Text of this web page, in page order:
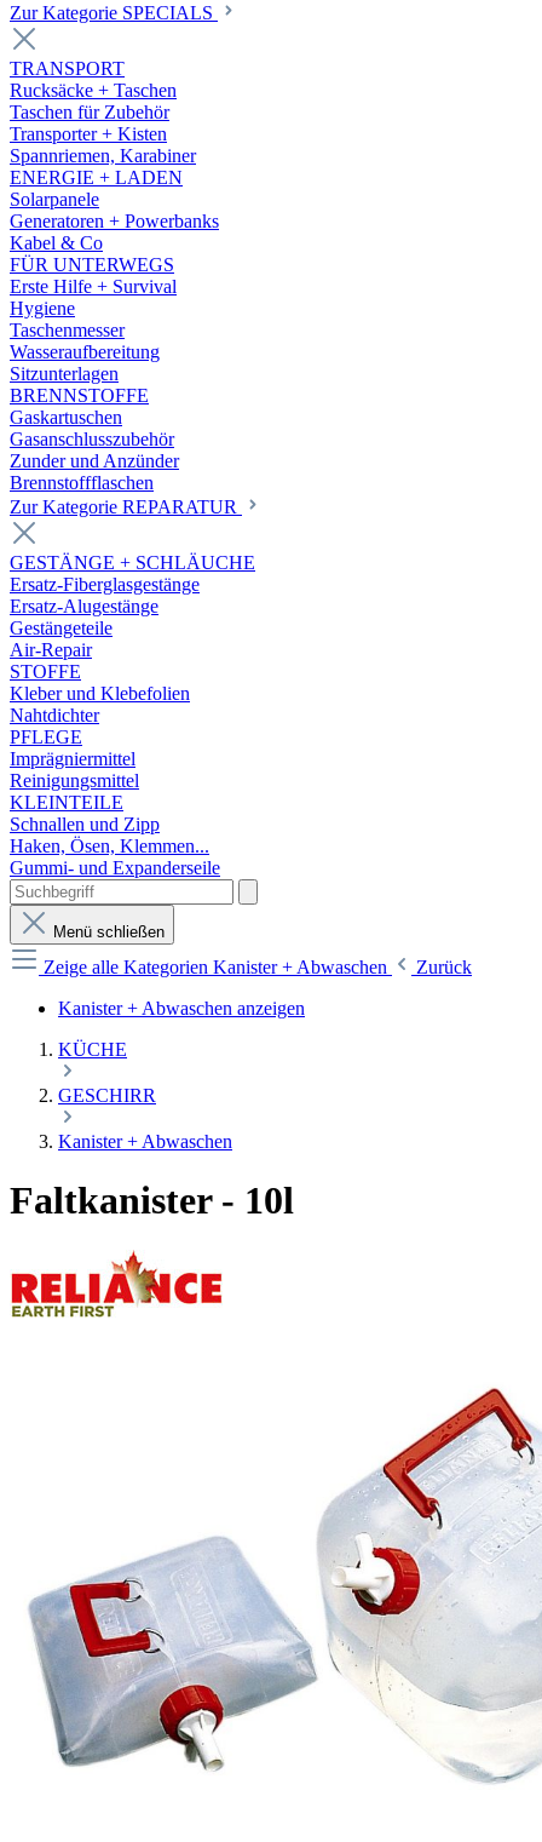
Zur Kategorie SPECIALS
TRANSPORT
Rucksäcke + Taschen
Taschen für Zubehör
Transporter + Kisten
Spannriemen, Karabiner
ENERGIE + LADEN
Solarpanele
Generatoren + Powerbanks
Kabel & Co
FÜR UNTERWEGS
Erste Hilfe + Survival
Hygiene
Taschenmesser
Wasseraufbereitung
Sitzunterlagen
BRENNSTOFFE
Gaskartuschen
Gasanschlusszubehör
Zunder und Anzünder
Brennstoffflaschen
Zur Kategorie REPARATUR
GESTÄNGE + SCHLÄUCHE
Ersatz-Fiberglasgestänge
Ersatz-Alugestänge
Gestängeteile
Air-Repair
STOFFE
Kleber und Klebefolien
Nahtdichter
PFLEGE
Imprägniermittel
Reinigungsmittel
KLEINTEILE
Schnallen und Zipp
Haken, Ösen, Klemmen...
Gummi- und Expanderseile
Menü schließen
Zeige alle Kategorien Kanister + Abwaschen
Zurück
Kanister + Abwaschen anzeigen
KÜCHE
GESCHIRR
Kanister + Abwaschen
Faltkanister - 10l